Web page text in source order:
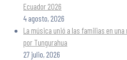
Ecuador 2026
4 agosto, 2026
La música unió a las familias en
por Tungurahua
27 julio, 2026